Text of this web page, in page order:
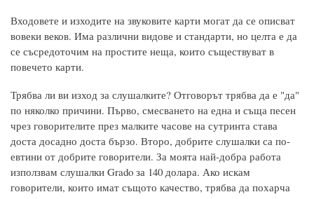
Входовете и изходите на звуковите карти могат да се описват
вовеки веков. Има различни видове и стандарти, но целта е да
се съсредоточим на простите неща, които съществуват в
повечето карти.
Трябва ли ви изход за слушалките? Отговорът трябва да е "да"
по няколко причини. Първо, смесването на една и съща песен
чрез говорителите през малките часове на сутринта става
доста досадно доста бързо. Второ, добрите слушалки са по-
евтини от добрите говорители. За моята най-добра работа
използвам слушалки Grado за 140 долара. Ако искам
говорители, които имат същото качество, трябва да похарча